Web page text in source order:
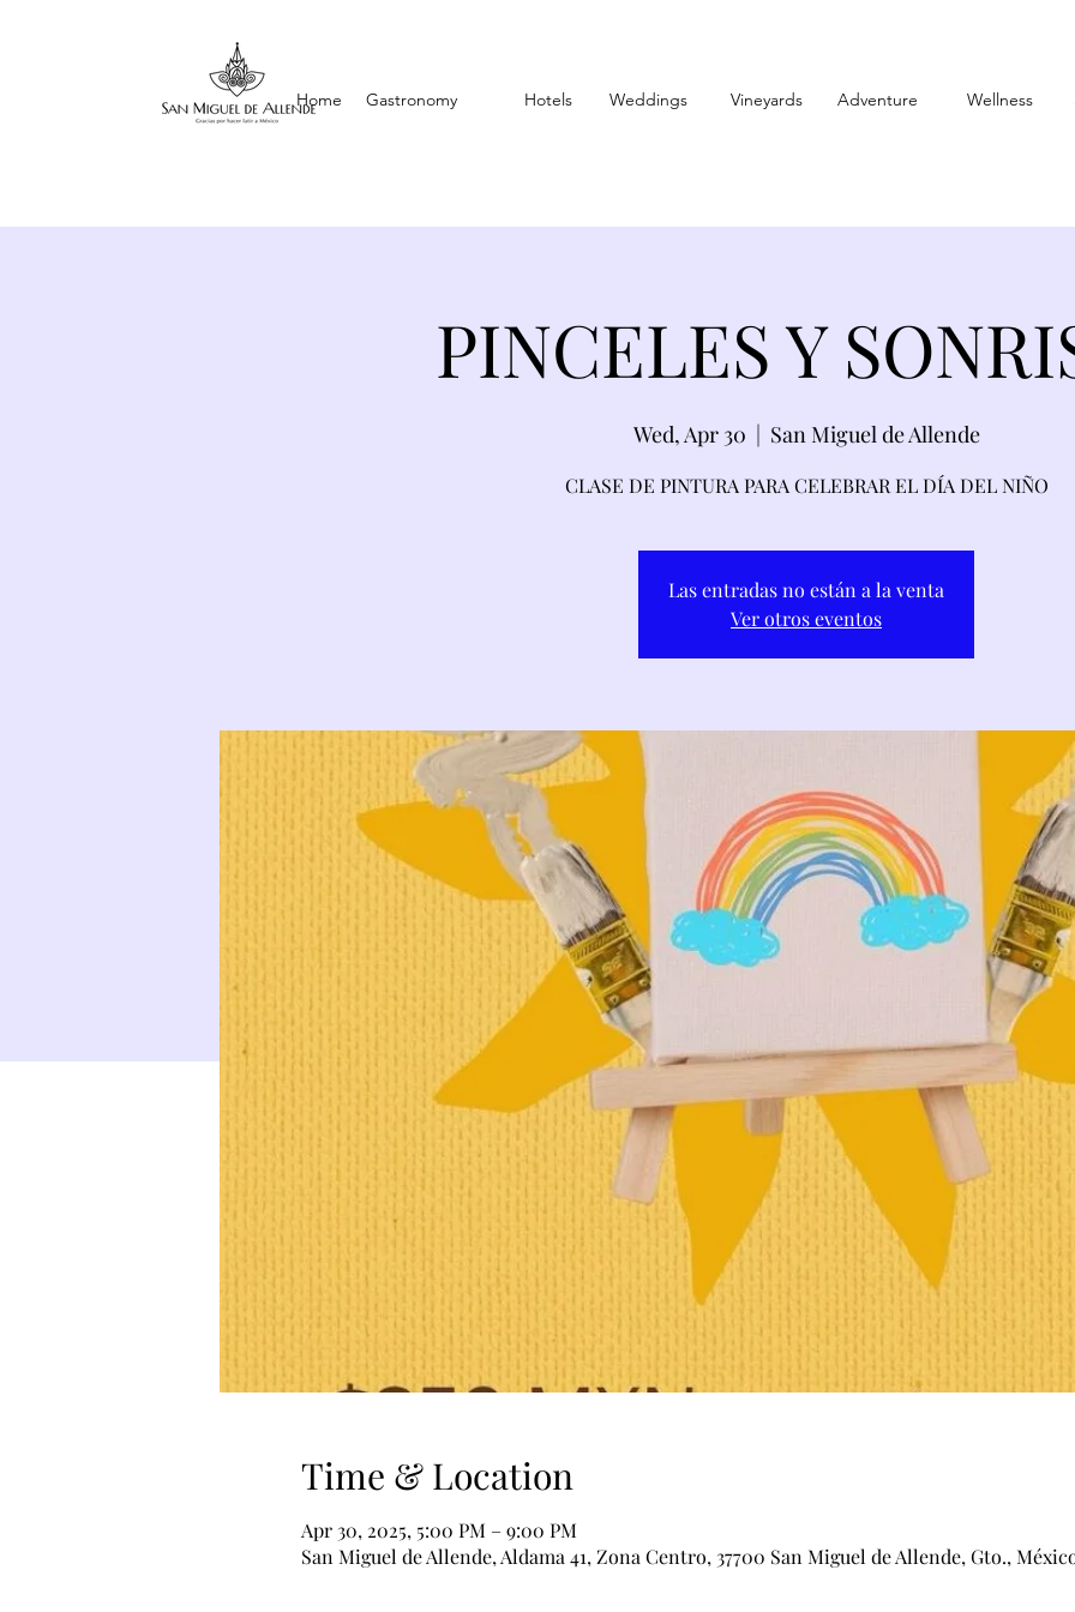
Home Gastronomy Hotels Weddings Vineyards Adventure Wellness
PINCELES Y
Wed, Apr 30
  |
San Miguel de Allende
CLASE DE PINTURA PARA CELEBRAR EL DÍA DEL NIÑO
Las entradas no están a la venta
Ver otros eventos
Time & Location
Apr 30, 2025, 5:00 PM – 9:00 PM
San Miguel de Allende, Aldama 41, Zona Centro, 37700 San Miguel de Allende, Gto.,